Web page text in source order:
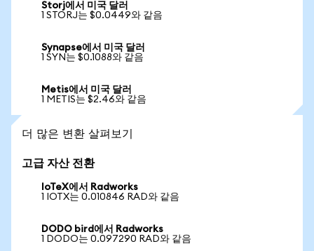
Storj에서 미국 달러
1 STORJ는 $0.0449와 같음
Synapse에서 미국 달러
1 SYN는 $0.1088와 같음
Metis에서 미국 달러
1 METIS는 $2.46와 같음
더 많은 변환 살펴보기
고급 자산 전환
IoTeX에서 Radworks
1 IOTX는 0.010846 RAD와 같음
DODO bird에서 Radworks
1 DODO는 0.097290 RAD와 같음